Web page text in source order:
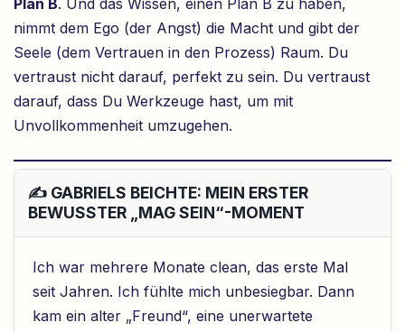
nimmt dem Ego (der Angst) die Macht und gibt der
Seele (dem Vertrauen in den Prozess) Raum. Du
vertraust nicht darauf, perfekt zu sein. Du vertraust
darauf, dass Du Werkzeuge hast, um mit
Unvollkommenheit umzugehen.
✍️ GABRIELS BEICHTE: MEIN ERSTER
BEWUSSTER „MAG SEIN“-MOMENT
Ich war mehrere Monate clean, das erste Mal
seit Jahren. Ich fühlte mich unbesiegbar. Dann
kam ein alter „Freund“, eine unerwartete